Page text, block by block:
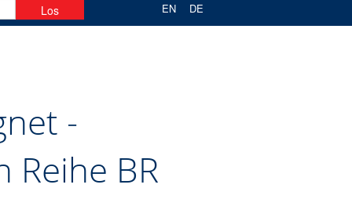
EN DE
-
Reihe BR